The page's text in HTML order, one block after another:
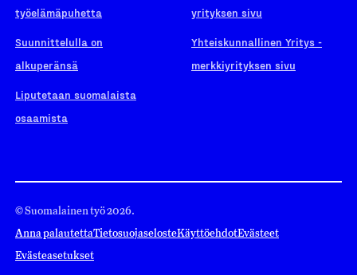
työelämäpuhetta
Suunnittelulla on
alkuperänsä
Liputetaan suomalaista
osaamista
yrityksen sivu
Yhteiskunnallinen Yritys -
merkkiyrityksen sivu
© Suomalainen työ 2026.
Anna palautettaTietosuojaselosteKäyttöehdotEvästeet
Evästeasetukset